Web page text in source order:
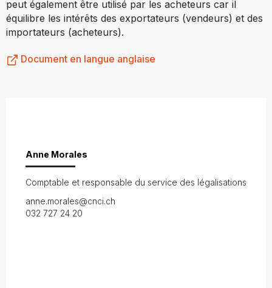
peut également être utilisé par les acheteurs car il
équilibre les intérêts des exportateurs (vendeurs) et des
importateurs (acheteurs).
Document en langue anglaise
Anne Morales
Comptable et responsable du service des légalisations
anne.morales@cnci.ch
032 727 24 20